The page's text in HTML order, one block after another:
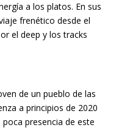
a los platos. En sus
frenético desde el
el deep y los tracks
de un pueblo de las
a principios de 2020
presencia de este